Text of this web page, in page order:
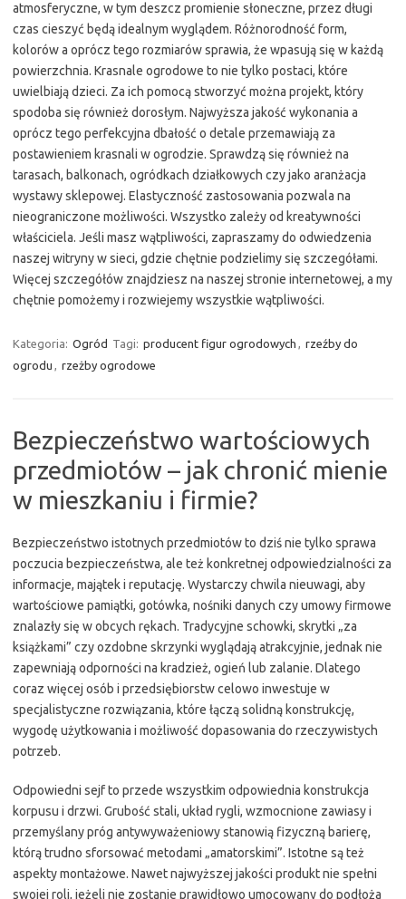
atmosferyczne, w tym deszcz promienie słoneczne, przez długi
czas cieszyć będą idealnym wyglądem. Różnorodność form,
kolorów a oprócz tego rozmiarów sprawia, że wpasują się w każdą
powierzchnia. Krasnale ogrodowe to nie tylko postaci, które
uwielbiają dzieci. Za ich pomocą stworzyć można projekt, który
spodoba się również dorosłym. Najwyższa jakość wykonania a
oprócz tego perfekcyjna dbałość o detale przemawiają za
postawieniem krasnali w ogrodzie. Sprawdzą się również na
tarasach, balkonach, ogródkach działkowych czy jako aranżacja
wystawy sklepowej. Elastyczność zastosowania pozwala na
nieograniczone możliwości. Wszystko zależy od kreatywności
właściciela. Jeśli masz wątpliwości, zapraszamy do odwiedzenia
naszej witryny w sieci, gdzie chętnie podzielimy się szczegółami.
Więcej szczegółów znajdziesz na naszej stronie internetowej, a my
chętnie pomożemy i rozwiejemy wszystkie wątpliwości.
Kategoria: Ogród Tagi: producent figur ogrodowych , rzeźby do
ogrodu , rzeżby ogrodowe
Bezpieczeństwo wartościowych
przedmiotów – jak chronić mienie
w mieszkaniu i firmie?
Bezpieczeństwo istotnych przedmiotów to dziś nie tylko sprawa
poczucia bezpieczeństwa, ale też konkretnej odpowiedzialności za
informacje, majątek i reputację. Wystarczy chwila nieuwagi, aby
wartościowe pamiątki, gotówka, nośniki danych czy umowy firmowe
znalazły się w obcych rękach. Tradycyjne schowki, skrytki „za
książkami” czy ozdobne skrzynki wyglądają atrakcyjnie, jednak nie
zapewniają odporności na kradzież, ogień lub zalanie. Dlatego
coraz więcej osób i przedsiębiorstw celowo inwestuje w
specjalistyczne rozwiązania, które łączą solidną konstrukcję,
wygodę użytkowania i możliwość dopasowania do rzeczywistych
potrzeb.
Odpowiedni sejf to przede wszystkim odpowiednia konstrukcja
korpusu i drzwi. Grubość stali, układ rygli, wzmocnione zawiasy i
przemyślany próg antywyważeniowy stanowią fizyczną barierę,
którą trudno sforsować metodami „amatorskimi”. Istotne są też
aspekty montażowe. Nawet najwyższej jakości produkt nie spełni
swojej roli, jeżeli nie zostanie prawidłowo umocowany do podłoża